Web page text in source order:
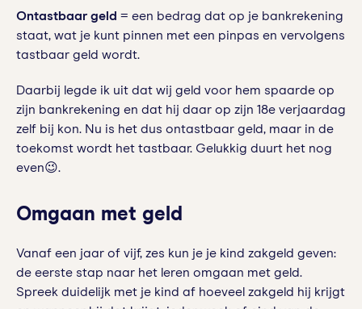
Ontastbaar geld = een bedrag dat op je bankrekening
staat, wat je kunt pinnen met een pinpas en vervolgens
tastbaar geld wordt.
Daarbij legde ik uit dat wij geld voor hem spaarde op
zijn bankrekening en dat hij daar op zijn 18e verjaardag
zelf bij kon. Nu is het dus ontastbaar geld, maar in de
toekomst wordt het tastbaar. Gelukkig duurt het nog
even😉.
Omgaan met geld
Vanaf een jaar of vijf, zes kun je je kind zakgeld geven:
de eerste stap naar het leren omgaan met geld.
Spreek duidelijk met je kind af hoeveel zakgeld hij krijgt